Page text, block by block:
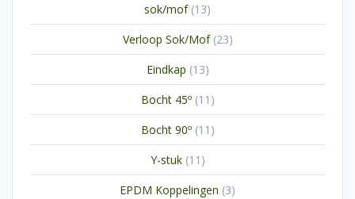
sok/mof 1313
producten
Verloop Sok/Mof 2323
producten
Eindkap 1313
producten
Bocht 45º 11 11
producten
Bocht 90º 11 11
producten
Y-stuk 11 11
producten
EPDM Koppelingen 33